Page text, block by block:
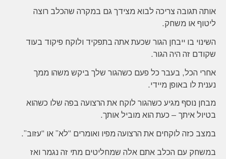
אותה תגובה צריכה לבוא מצידך גם במקרה שהכלב רוצה
ליטוף או משחק.
השינוי בו ייבחן הגור שכעת אתה בתפקיד ולוקח פיקוד בעוד
שקודם זה היה הגור.
אחרי הכל, בעבר כל פעם כשהגור שלך ביקש משהו ממך
נענית לו באופן מיידי.
מבחן נוסף מגיע כשהגור לוקח את הרצועה בפה שלו כשהוא
בטיול איתך – כעת הוא מוביל אותך.
במצב כזה לוקחים את הרצועה מפיו ואומרים “לא” או “עזוב”.
במשחק עם הכלב אתם אלה שמחליטים מתי זה נגמר ואז